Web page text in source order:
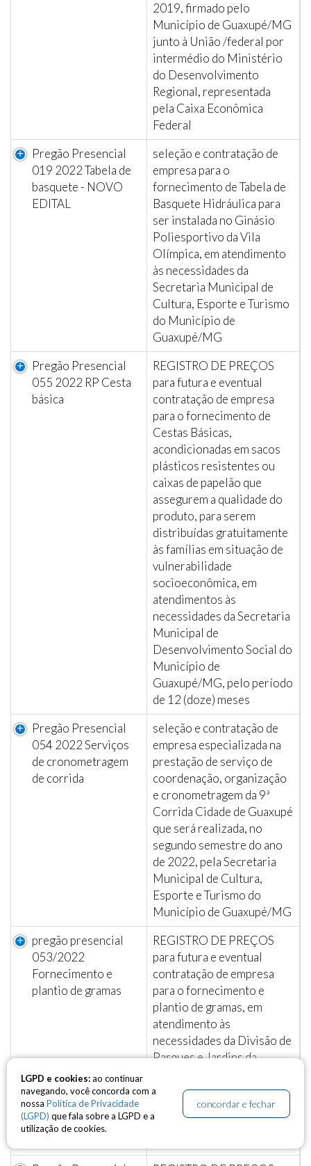
2019, firmado pelo
Município de Guaxupé/MG
junto à União /federal por
intermédio do Ministério
do Desenvolvimento
Regional, representada
pela Caixa Econômica
Federal
Pregão Presencial
019 2022 Tabela de
basquete - NOVO
EDITAL
seleção e contratação de
empresa para o
fornecimento de Tabela de
Basquete Hidráulica para
ser instalada no Ginásio
Poliesportivo da Vila
Olímpica, em atendimento
às necessidades da
Secretaria Municipal de
Cultura, Esporte e Turismo
do Município de
Guaxupé/MG
Pregão Presencial
055 2022 RP Cesta
básica
REGISTRO DE PREÇOS
para futura e eventual
contratação de empresa
para o fornecimento de
Cestas Básicas,
acondicionadas em sacos
plásticos resistentes ou
caixas de papelão que
assegurem a qualidade do
produto, para serem
distribuídas gratuitamente
às famílias em situação de
vulnerabilidade
socioeconômica, em
atendimentos às
necessidades da Secretaria
Municipal de
Desenvolvimento Social do
Município de
Guaxupé/MG, pelo período
de 12 (doze) meses
Pregão Presencial
054 2022 Serviços
de cronometragem
de corrida
seleção e contratação de
empresa especializada na
prestação de serviço de
coordenação, organização
e cronometragem da 9ª
Corrida Cidade de Guaxupé
que será realizada, no
segundo semestre do ano
de 2022, pela Secretaria
Municipal de Cultura,
Esporte e Turismo do
Município de Guaxupé/MG
pregão presencial
053/2022
Fornecimento e
plantio de gramas
REGISTRO DE PREÇOS
para futura e eventual
contratação de empresa
para o fornecimento e
plantio de gramas, em
atendimento às
necessidades da Divisão de
Parques e Jardins da
Obra e Serviços Públicos
do Município de
Guaxupé/MG, pelo período
LGPD e cookies:ao continuar
navegando, você concorda com a
nossa Política de Privacidade
(LGPD) que fala sobre a LGPD e a
utilização de cookies.
concordar e fechar